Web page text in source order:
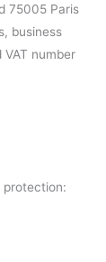
75005 Paris
business
number
protection: